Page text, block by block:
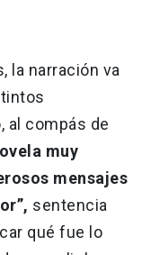
la narración va
al compás de
muy
mensajes
sentencia
qué fue lo